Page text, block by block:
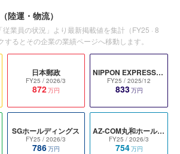
（陸運・物流）
業員の状況」より最新掲載値を集計（FY25 · 8
るとその企業の業績ページへ移動します。
日本郵政
FY25 / 2026/3
872万円
NIPPON EXPRESSホールディングス
FY25 / 2025/12
833万円
SGホールディングス
FY25 / 2026/3
786万円
AZ-COM丸和ホールディングス
FY25 / 2026/3
754万円